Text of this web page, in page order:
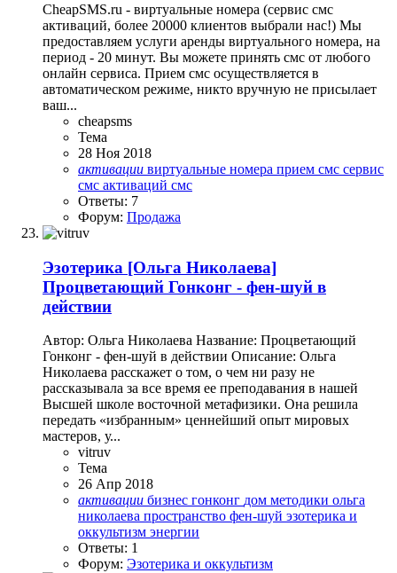
CheapSMS.ru - виртуальные номера (сервис смс
активаций, более 20000 клиентов выбрали нас!) Мы
предоставляем услуги аренды виртуального номера, на
период - 20 минут. Вы можете принять смс от любого
онлайн сервиса. Прием смс осуществляется в
автоматическом режиме, никто вручную не присылает
ваш...
cheapsms
Тема
28 Ноя 2018
активации виртуальные номера прием смс сервис
смс активаций смс
Ответы: 7
Форум: Продажа
Эзотерика [Ольга Николаева]
Процветающий Гонконг - фен-шуй в
действии
Автор: Ольга Николаева Название: Процветающий
Гонконг - фен-шуй в действии Описание: Ольга
Николаева расскажет о том, о чем ни разу не
рассказывала за все время ее преподавания в нашей
Высшей школе восточной метафизики. Она решила
передать «избранным» ценнейший опыт мировых
мастеров, у...
vitruv
Тема
26 Апр 2018
активации бизнес гонконг дом методики ольга
николаева пространство фен-шуй эзотерика и
оккультизм энергии
Ответы: 1
Форум: Эзотерика и оккультизм